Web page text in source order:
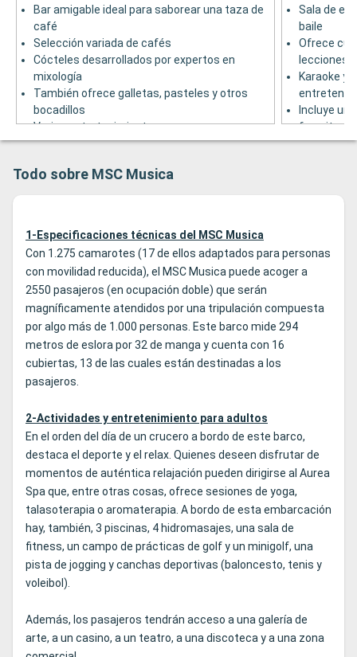
Bar amigable ideal para saborear una taza de
café
Selección variada de cafés
Cócteles desarrollados por expertos en
mixología
También ofrece galletas, pasteles y otros
bocadillos
Varios entretenimiento, como
demostraciones de cocina y cabarets
momentos de entretenimiento
Sala de
baile
Ofrece
lecciones
Karaoke y
Incluye un
favoritas
Conjunto
Todo sobre MSC Musica
1-Especificaciones técnicas del MSC Musica
Con 1.275 camarotes (17 de ellos adaptados para personas
con movilidad reducida), el MSC Musica puede acoger a
2550 pasajeros (en ocupación doble) que serán
magníficamente atendidos por una tripulación compuesta
por algo más de 1.000 personas. Este barco mide 294
metros de eslora por 32 de manga y cuenta con 16
cubiertas, 13 de las cuales están destinadas a los
pasajeros.
2-Actividades y entretenimiento para adultos
En el orden del día de un crucero a bordo de este barco,
destaca el deporte y el relax. Quienes deseen disfrutar de
momentos de auténtica relajación pueden dirigirse al Aurea
Spa que, entre otras cosas, ofrece sesiones de yoga,
talasoterapia o aromaterapia. A bordo de esta embarcación
hay, también, 3 piscinas, 4 hidromasajes, una sala de
fitness, un campo de prácticas de golf y un minigolf, una
pista de jogging y canchas deportivas (baloncesto, tenis y
voleibol).
Además, los pasajeros tendrán acceso a una galería de
arte, a un casino, a un teatro, a una discoteca y a una zona